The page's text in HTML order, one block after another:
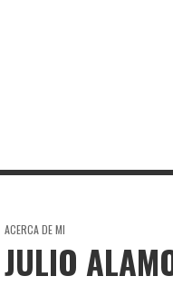
ACERCA DE MI
JULIO